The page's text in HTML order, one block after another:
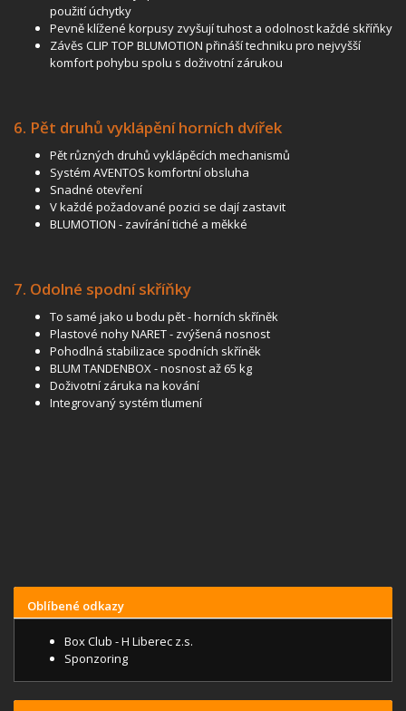
použití úchytky
Pevně klížené korpusy zvyšují tuhost a odolnost každé skříňky
Závěs CLIP TOP BLUMOTION přináší techniku pro nejvyšší
komfort pohybu spolu s doživotní zárukou
6. Pět druhů vyklápění horních dvířek
Pět různých druhů vyklápěcích mechanismů
Systém AVENTOS komfortní obsluha
Snadné otevření
V každé požadované pozici se dají zastavit
BLUMOTION - zavírání tiché a měkké
7. Odolné spodní skříňky
To samé jako u bodu pět - horních skříněk
Plastové nohy NARET - zvýšená nosnost
Pohodlná stabilizace spodních skříněk
BLUM TANDENBOX - nosnost až 65 kg
Doživotní záruka na kování
Integrovaný systém tlumení
Oblíbené odkazy
Box Club - H Liberec z.s.
Sponzoring